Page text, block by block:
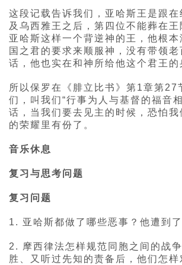
这段记载告诉我们，亚哈斯王是跟在
及乌西雅王之后，第四位不能葬在王
亚哈斯这样一个背逆神的王，他根本
国之君的要求来顺服神，没有带领老
话，他也实在和神所给他这个君王的
所以保罗在《腓立比书》第1章第27
们，叫我们“行事为人与基督的福音
话，当我们要去见主的时候，恐怕我
的荣耀里有份了。
音乐休息
复习与思考问题
复习问题
1. 亚哈斯都做了哪些恶事？他遭到
2. 摩西律法怎样规范同胞之间的战
胜、又听过先知的责备后，他们怎样